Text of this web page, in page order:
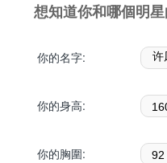
想知道你和哪個明
你的名字:
你的身高:
你的胸圍: